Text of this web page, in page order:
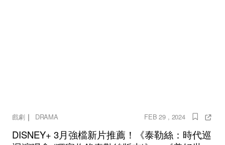
戲劇｜ DRAMA FEB 29 , 2024
DISNEY+ 3月強檔新片推薦！《泰勒絲：時代巡